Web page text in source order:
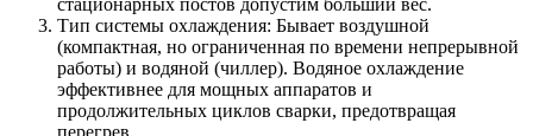
стационарных постов допустим больший вес.
Тип системы охлаждения: Бывает воздушной
(компактная, но ограниченная по времени непрерывной
работы) и водяной (чиллер). Водяное охлаждение
эффективнее для мощных аппаратов и
продолжительных циклов сварки, предотвращая
перегрев.